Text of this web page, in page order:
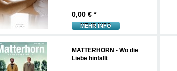
0,00 € *
MEHR INFO
MATTERHORN - Wo die
Liebe hinfällt